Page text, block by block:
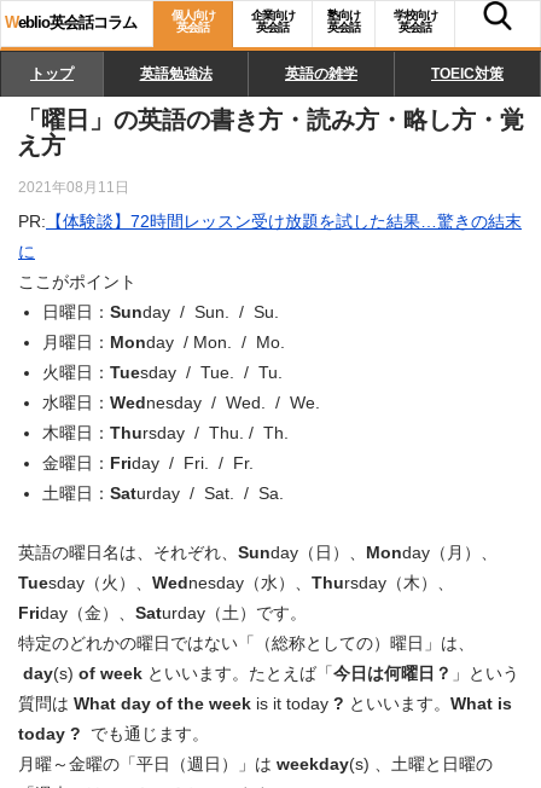
Weblio英会話コラム
個人向け
英会話
企業向け
英会話
塾向け
英会話
学校向け
英会話
トップ 英語勉強法 英語の雑学 TOEIC対策
「曜日」の英語の書き方・読み方・略し方・覚
え方
2021年08月11日
PR: 【体験談】72時間レッスン受け放題を試した結果…驚きの結末
に
ここがポイント
日曜日： Sunday / Sun. / Su.
月曜日： Monday / Mon. / Mo.
火曜日： Tuesday / Tue. / Tu.
水曜日： Wednesday / Wed. / We.
木曜日： Thursday / Thu. / Th.
金曜日： Friday / Fri. / Fr.
土曜日： Saturday / Sat. / Sa.
英語の曜日名は、それぞれ、 Sunday（日）、 Monday（月）、
Tuesday（火）、 Wednesday（水）、 Thursday（木）、
Friday（金）、 Saturday（土）です。
特定のどれかの曜日ではない「（総称としての）曜日」は、
day(s) of week といいます。たとえば「今日は何曜日？ 」という
質問は What day of the week is it today ? といいます。 What is
today ? でも通じます。
月曜～金曜の「平日（週日）」は weekday(s) 、土曜と日曜の